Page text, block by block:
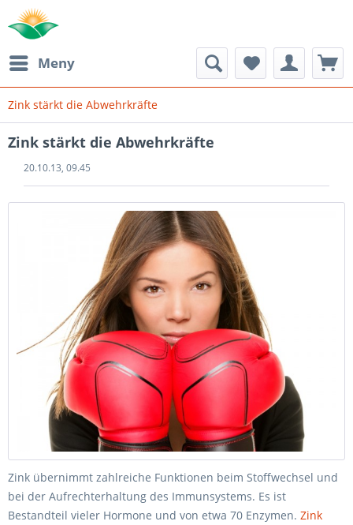
Meny
Zink stärkt die Abwehrkräfte
Zink stärkt die Abwehrkräfte
20.10.13, 09.45
Zink übernimmt zahlreiche Funktionen beim Stoffwechsel und
bei der Aufrechterhaltung des Immunsystems. Es ist
Bestandteil vieler Hormone und von etwa 70 Enzymen. Zink